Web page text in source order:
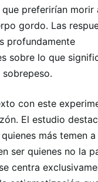
preferirían morir
gordo. Las
profundamente
sobre lo que
con este
El estudio
más temen a
ser quienes no la
centra